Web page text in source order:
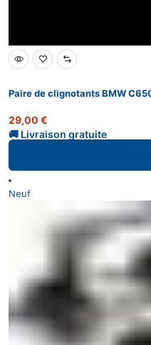
Paire de clignotants BMW
29,00 €
Neuf